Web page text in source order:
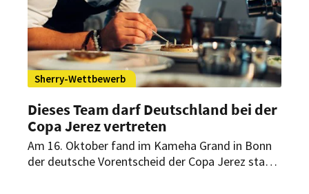
Sherry-Wettbewerb
Dieses Team darf Deutschland bei der
Copa Jerez vertreten
Am 16. Oktober fand im Kameha Grand in Bonn
der deutsche Vorentscheid der Copa Jerez statt.